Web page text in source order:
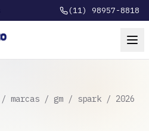
(11) 98957-8818
/ marcas / gm / spark / 2026